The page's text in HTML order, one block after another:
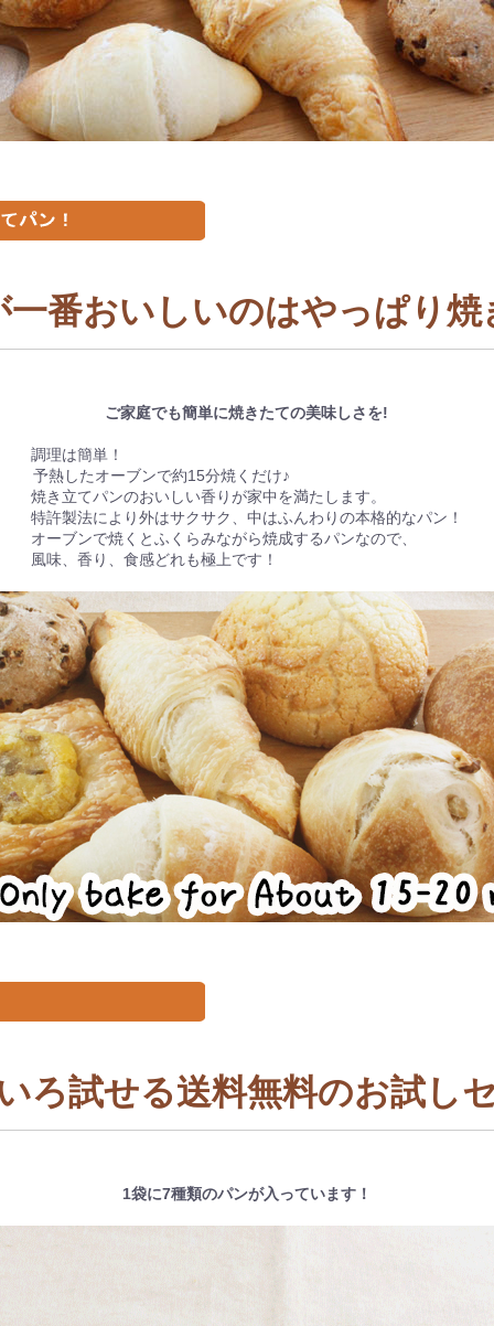
一番おいしいのはやっぱり焼
ご家庭でも簡単に焼きたての美味しさを!
調理は簡単！
予熱したオーブンで約15分焼くだけ♪
焼き立てパンのおいしい香りが家中を満たします。
特許製法により外はサクサク、中はふんわりの本格的なパン！
オーブンで焼くとふくらみながら焼成するパンなので、
風味、香り、食感どれも極上です！
ろ試せる送料無料のお試し
1袋に7種類のパンが入っています！